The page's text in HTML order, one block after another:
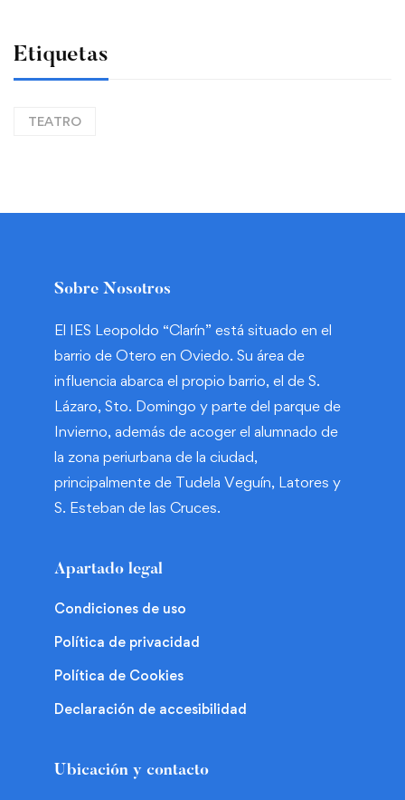
Etiquetas
TEATRO
Sobre Nosotros
El IES Leopoldo “Clarín” está situado en el
barrio de Otero en Oviedo. Su área de
influencia abarca el propio barrio, el de S.
Lázaro, Sto. Domingo y parte del parque de
Invierno, además de acoger el alumnado de
la zona periurbana de la ciudad,
principalmente de Tudela Veguín, Latores y
S. Esteban de las Cruces.
Apartado legal
Condiciones de uso
Política de privacidad
Política de Cookies
Declaración de accesibilidad
Ubicación y contacto